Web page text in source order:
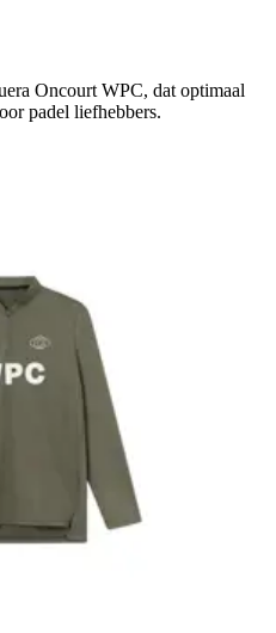
Oncourt WPC, dat optimaal
padel liefhebbers.